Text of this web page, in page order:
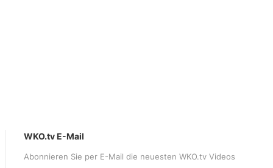
WKO.tv E-Mail
Abonnieren Sie per E-Mail die neuesten WKO.tv Videos